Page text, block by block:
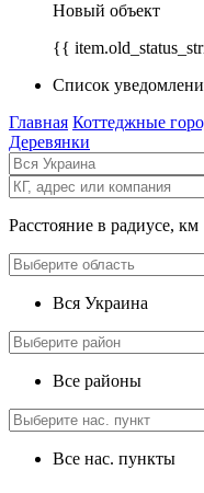
Новый объект
{{
Список
Главная Коттеджные
Деревянки
Расстояние в радиусе, км
Вся Украина
Все районы
Все нас. пункты